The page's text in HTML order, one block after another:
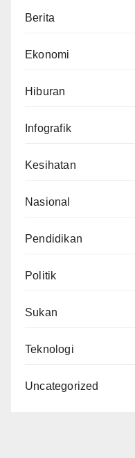
Berita
Ekonomi
Hiburan
Infografik
Kesihatan
Nasional
Pendidikan
Politik
Sukan
Teknologi
Uncategorized